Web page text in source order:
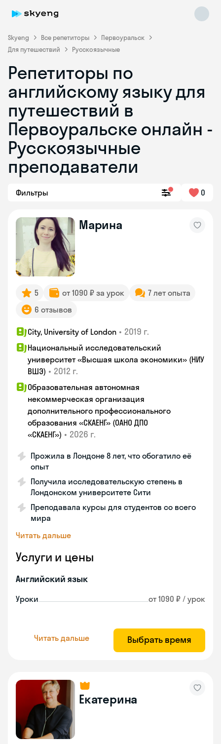
Skyeng Все репетиторы
Первоуральск
Для путешествий
Русскоязычные
Репетиторы по
английскому языку для
путешествий в
Первоуральске онлайн -
Русскоязычные
преподаватели
Фильтры 0
Марина
5 от 1090 ₽ за урок
7 лет опыта
6 отзывов
City, University of London • 2019 г.
Национальный исследовательский
университет «Высшая школа экономики» (НИУ
ВШЭ) • 2012 г.
Образовательная автономная
некоммерческая организация
дополнительного профессионального
образования «СКАЕНГ» (ОАНО ДПО
«СКАЕНГ») • 2026 г.
Прожила в Лондоне 8 лет, что обогатило её
опыт
Получила исследовательскую степень в
Лондонском университете Сити
Преподавала курсы для студентов со всего
мира
Читать дальше
Услуги и цены
Английский язык
Уроки от 1090 ₽ / урок
Читать дальше Выбрать время
Екатерина
Skyeng Chat